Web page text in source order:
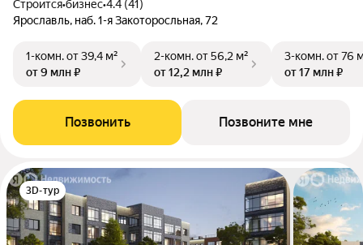
Строится•бизнес•4.4 (41)
Ярославль, наб. 1-я Закоторосльная, 72
1-комн.от 39,4 м²
от 9 млн ₽
2-комн.от 56,2 м²
от 12,2 млн ₽
3-комн.от 76
от 17 млн ₽
Позвонить Позвоните мне
3D-тур